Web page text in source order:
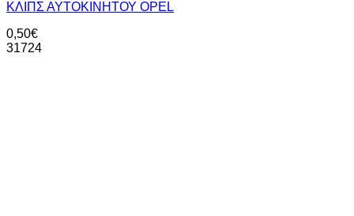
ΚΛΙΠΣ ΑΥΤΟΚΙΝΗΤΟΥ OPEL
0,50€
31724